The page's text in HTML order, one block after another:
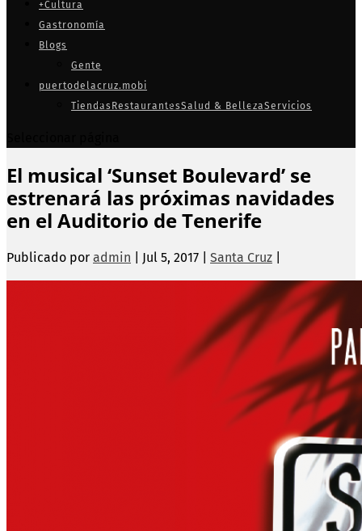
+Cultura
Gastronomía
Blogs
Gente
puertodelacruz.mobi
Tiendas RestaurantesSalud & BellezaServicios
El musical ‘Sunset Boulevard’ se
estrenará las próximas navidades
en el Auditorio de Tenerife
Publicado por admin Jul 5, 2017 Santa Cruz